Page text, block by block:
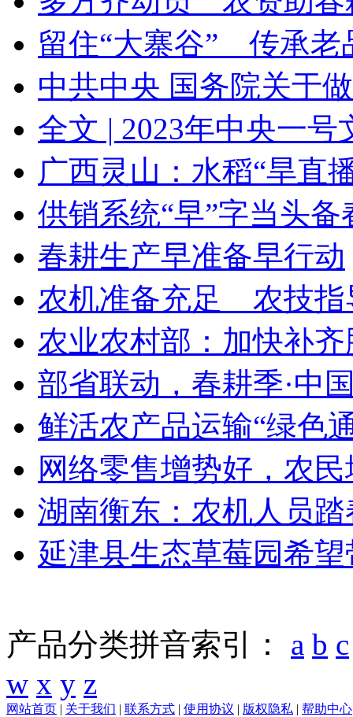
留住“大寨谷” 传承老
中共中央 国务院关于
全文 | 2023年中央一号
广西灵山：水稻“旱直
供销系统“早”字当头备
春耕生产早准备早行动
农机准备充足 农技指
农业农村部：加快补
部省联动，春耕季·中
鲜活农产品运输“绿色
网络零售增势好，农
湖南衡东：农机人员
延津县生态草莓园希
产品分类拼音索引： a b c
w x y z
网站首页 | 关于我们 | 联系方式 | 使用协议 | 版权隐私 | 帮助中心